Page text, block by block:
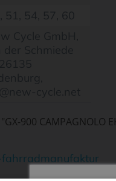
51, 54, 57, 60
900 CAMPAGNOLO